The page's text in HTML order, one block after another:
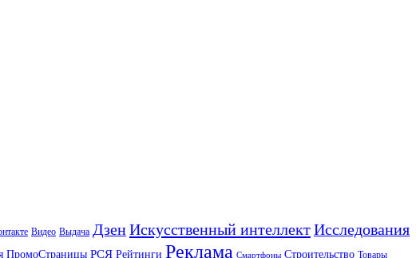
Видео Выдача ДзенИскусственный интеллектИсследования
ПромоСтраницы РСЯ Рейтинги Реклама Смартфоны Строительство Товары